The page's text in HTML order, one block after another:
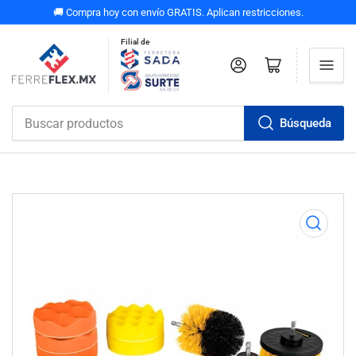
🚚 Compra hoy con envío GRATIS. Aplican restricciones.
Filial de
Búsqueda
Iniciar sesiónAbrir carrito pequeño